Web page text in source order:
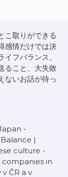
こ取りができる
感情だけでは決
フバランス、
ること、大失敗
ないお話が待っ
-
|
culture -
in
ČR a v